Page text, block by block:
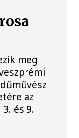
meg
az
és 9.